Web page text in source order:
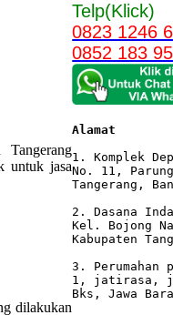
untuk jasa
dilakukan
Telp(Klick)
0823 1246
0852 183
Alamat
1. Komplek
No. 11,
Tangerang,
2. Dasana
Kel. Bojong
Kabupaten
3.
1, jatirasa,
Bks, Jawa